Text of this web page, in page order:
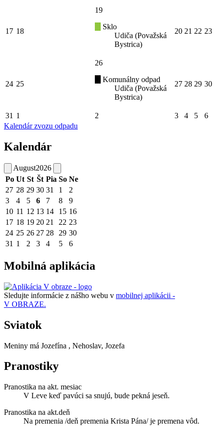
17 18
19
Sklo
Udiča (Považská
Bystrica)
20 21 22 23
24 25
26
Komunálny odpad
Udiča (Považská
Bystrica)
27 28 29 30
31 1 2 3 4 5
6
Kalendár zvozu odpadu
Kalendár
August2026
Po Ut St Št Pia So Ne
27 28 29 30 31 1
2
3
4 5 6 7 8
9
10 11 12 13 14 15 16
17 18 19 20 21 22 23
24 25 26 27 28 29 30
31 1 2 3 4 5 6
Mobilná aplikácia
Sledujte informácie z nášho webu v mobilnej aplikácii -
V OBRAZE.
Sviatok
Meniny má Jozefína , Nehoslav, Jozefa
Pranostiky
Pranostika na akt. mesiac
V Leve keď pavúci sa snujú, bude pekná jeseň.
Pranostika na akt.deň
Na premenia /deň premenia Krista Pána/ je premena vôd.